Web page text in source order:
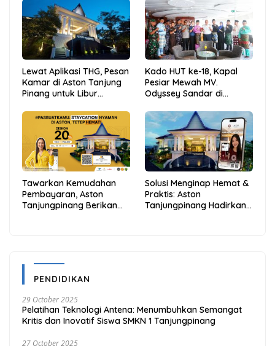
Lewat Aplikasi THG, Pesan
Kamar di Aston Tanjung
Pinang untuk Libur
dan Hemat
Kado HUT ke-18, Kapal
Pesiar Mewah MV.
Odyssey Sandar di
Anambas Siap Mendunia
Tawarkan Kemudahan
Pembayaran, Aston
Tanjungpinang Berikan
Solusi Menginap Hemat &
Praktis: Aston
Tanjungpinang Hadirkan
PENDIDIKAN
29 October 2025
Pelatihan Teknologi Antena: Menumbuhkan Semangat
Kritis dan Inovatif Siswa SMKN 1 Tanjungpinang
27 October 2025